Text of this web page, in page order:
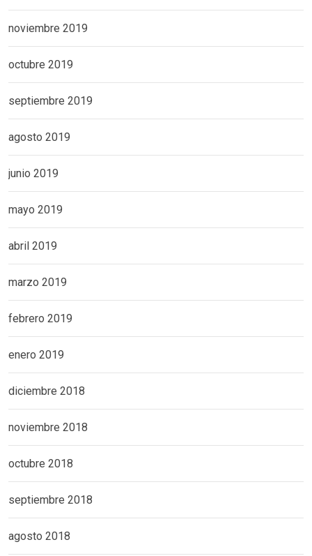
noviembre 2019
octubre 2019
septiembre 2019
agosto 2019
junio 2019
mayo 2019
abril 2019
marzo 2019
febrero 2019
enero 2019
diciembre 2018
noviembre 2018
octubre 2018
septiembre 2018
agosto 2018